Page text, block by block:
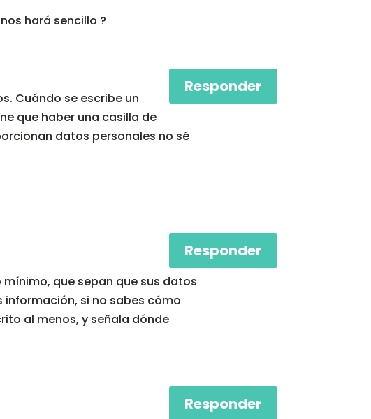
hará sencillo ?
Cuándo se escribe un
que haber una casilla de
datos personales no sé
Responder
que sepan que sus datos
si no sabes cómo
al menos, y señala dónde
Responder
Responder